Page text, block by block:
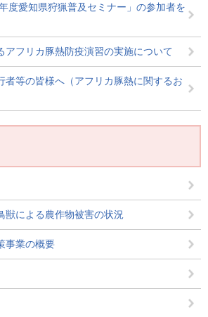
度愛知県狩猟普及セミナー」の参加者を
アフリカ豚熱防疫演習の実施について
者等の皆様へ（アフリカ豚熱に関するお
獣による農作物被害の状況
事業の概要